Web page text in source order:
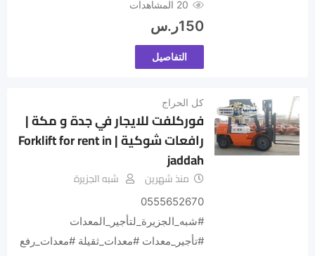
20 المشاهدات
150ر.س
التفاصيل
كل الحراج
فوركلفت للايجار في جدة و مكة |
رافعات شوكية | Forklift for rent in
jaddah
منذ شهرين شبه الجزيرة
0555652670
#شبه_الجزيرة_لتأجير_المعدات
#تأجير_معدات #معدات_ثقيلة #معدات_رفع